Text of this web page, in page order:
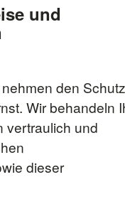
und
den
Wir behandeln
vertraulich und
dieser